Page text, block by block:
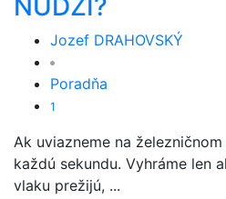
NÚDZI?
Jozef DRAHOVSKÝ
Poradňa
1
Ak uviazneme na
každú sekundu. Vyhráme len
vlaku prežijú, ...